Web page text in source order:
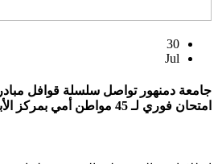
30
Jul
جامعة دمنهور تواصل سلسلة قوافل
امتحان فوري لـ 45 مواطن أمي بمركز الأبعادية ب